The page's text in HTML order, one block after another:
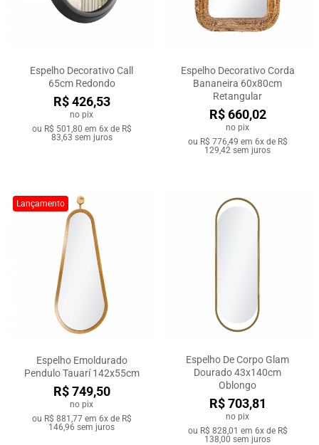
Espelho Decorativo Call
65cm Redondo
R$ 426,53
no pix
ou R$ 501,80 em 6x de R$
83,63 sem juros
Espelho Decorativo Corda
Bananeira 60x80cm
Retangular
R$ 660,02
no pix
ou R$ 776,49 em 6x de R$
129,42 sem juros
Lançamento
Espelho Emoldurado
Pendulo Tauarí 142x55cm
R$ 749,50
no pix
ou R$ 881,77em 6x de R$
146,96 sem juros
Espelho De Corpo Glam
Dourado 43x140cm
Oblongo
R$ 703,81
no pix
ou R$ 828,01 em 6x de R$
138,00 sem juros